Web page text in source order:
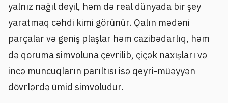
yalnız nağıl deyil, həm də real dünyada bir şey
yaratmaq cəhdi kimi görünür. Qalın mədəni
parçalar və geniş plaşlar həm cazibədarlıq, həm
də qoruma simvoluna çevrilib, çiçək naxışları və
incə muncuqların parıltısı isə qeyri-müəyyən
dövrlərdə ümid simvoludur.